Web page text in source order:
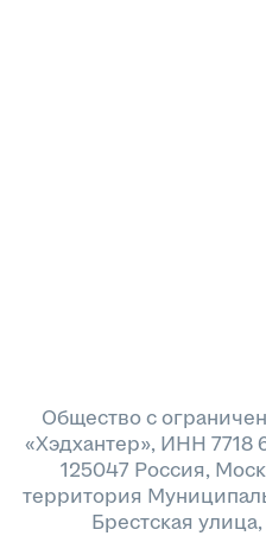
Общество с
«Хэдхантер», ИНН 7718
125047 Россия,
территория
Брестская